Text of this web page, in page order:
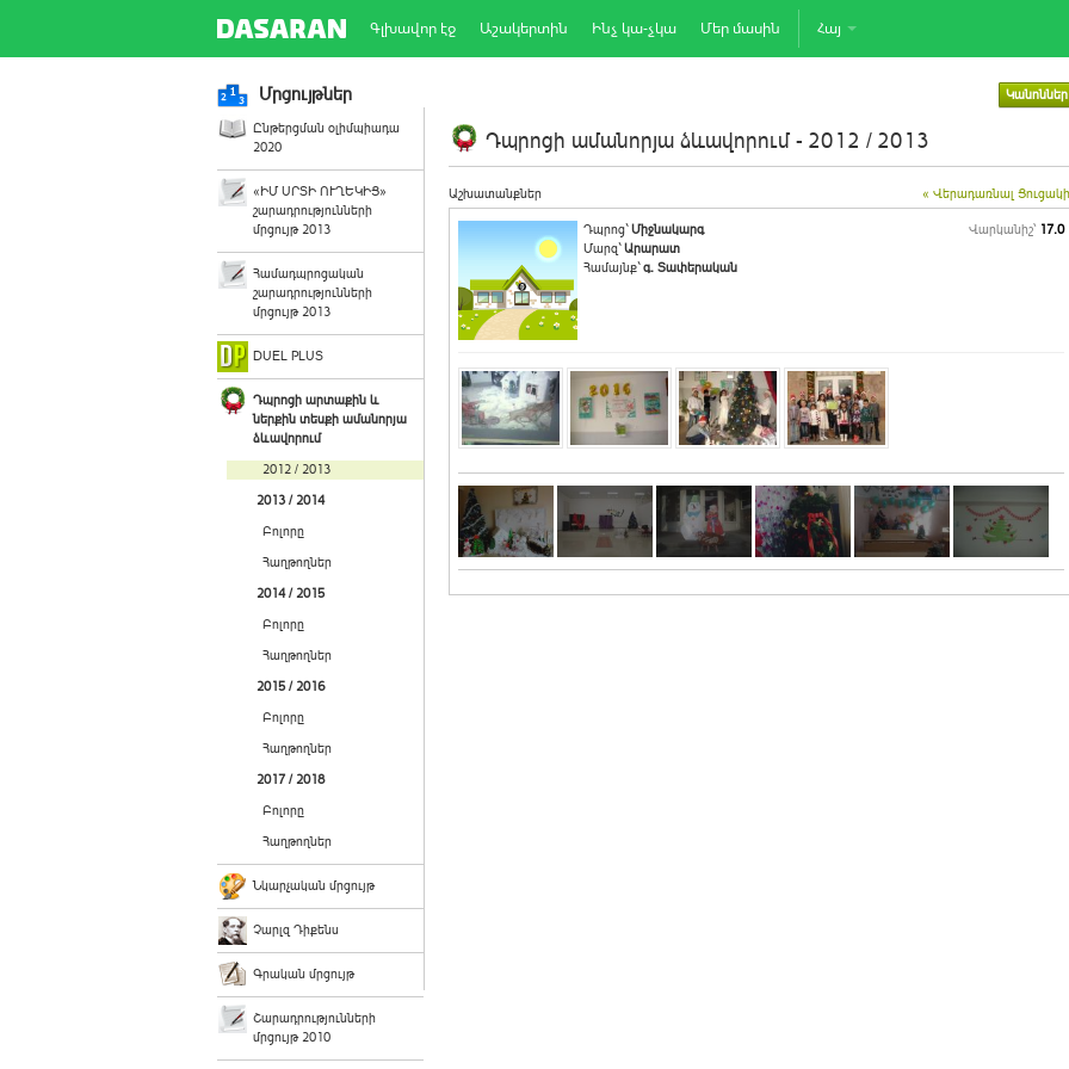
Գլխավոր էջ Աշակերտին Ինչ կա-չկա Մեր մասին Հայ
Մրցույթներ Կանոններ
Ընթերցման օլիմպիադա
2020
«ԻՄ ՍՐՏԻ ՈՒՂԵԿԻՑ»
շարադրությունների
մրցույթ 2013
Համադպրոցական
շարադրությունների
մրցույթ 2013
DUEL PLUS
Դպրոցի արտաքին և
ներքին տեսքի ամանորյա
ձևավորում
2012 / 2013
2013 / 2014
Բոլորը
Հաղթողներ
2014 / 2015
Բոլորը
Հաղթողներ
2015 / 2016
Բոլորը
Հաղթողներ
2017 / 2018
Բոլորը
Հաղթողներ
Նկարչական մրցույթ
Չարլզ Դիքենս
Գրական մրցույթ
Շարադրությունների
մրցույթ 2010
Դպրոցի ամանորյա ձևավորում - 2012 / 2013
Աշխատանքներ « Վերադառնալ
Դպրոց`Միջնակարգ
Մարզ`Արարատ
Համայնք`գ. Տափերական
Վարկանիշ՝ 17.0